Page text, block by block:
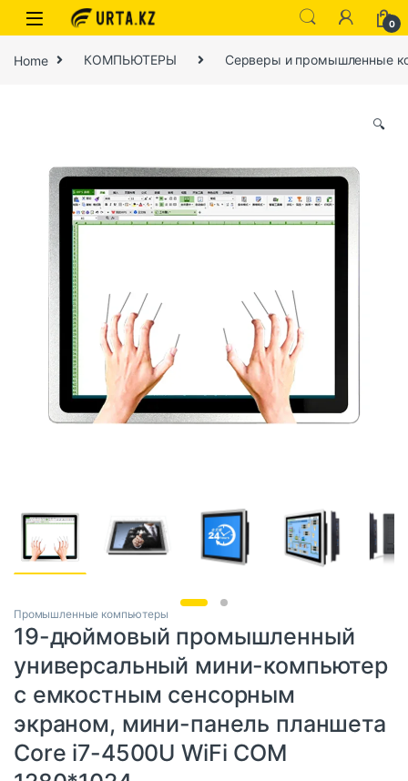
0
Home КОМПЬЮТЕРЫ Серверы и промышленные
🔍
Промышленные компьютеры
19-дюймовый промышленный
универсальный мини-компьютер
с емкостным сенсорным
экраном, мини-панель планшета
Core i7-4500U WiFi COM